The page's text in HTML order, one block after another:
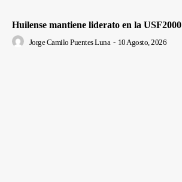
Huilense mantiene liderato en la USF2000
Jorge Camilo Puentes Luna - 10 Agosto, 2026